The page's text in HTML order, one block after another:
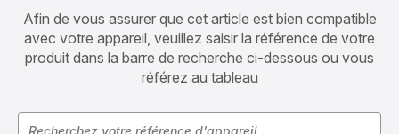
Afin de vous assurer que cet article est bien compatible
avec votre appareil, veuillez saisir la référence de votre
produit dans la barre de recherche ci-dessous ou vous
référez au tableau